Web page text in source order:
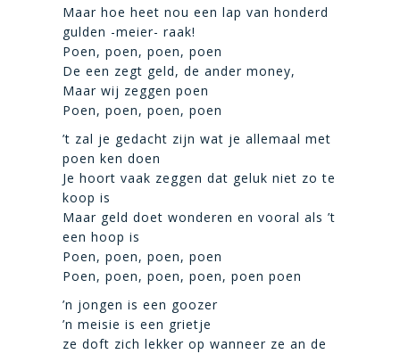
Maar hoe heet nou een lap van honderd
gulden -meier- raak!
Poen, poen, poen, poen
De een zegt geld, de ander money,
Maar wij zeggen poen
Poen, poen, poen, poen
’t zal je gedacht zijn wat je allemaal met
poen ken doen
Je hoort vaak zeggen dat geluk niet zo te
koop is
Maar geld doet wonderen en vooral als ’t
een hoop is
Poen, poen, poen, poen
Poen, poen, poen, poen, poen poen
’n jongen is een goozer
’n meisie is een grietje
ze doft zich lekker op wanneer ze an de